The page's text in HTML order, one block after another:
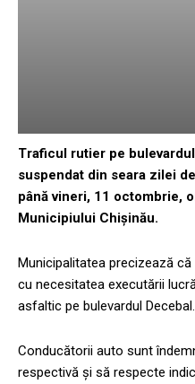
Traficul rutier pe
suspendat din seara zilei
până vineri, 11 octombrie,
Municipiului Chișinău.
Municipalitatea precizează
cu necesitatea executării
asfaltic pe bulevardul Decebal.
Conducătorii auto sunt
respectivă și să respecte